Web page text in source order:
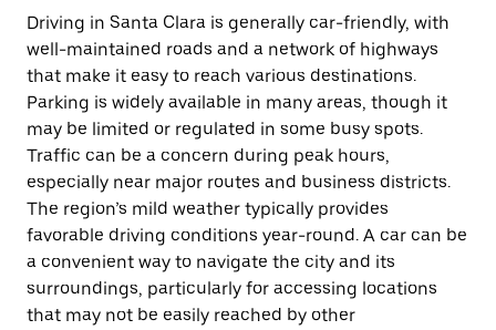
Driving in Santa Clara is generally car-friendly, with
well-maintained roads and a network of highways
that make it easy to reach various destinations.
Parking is widely available in many areas, though it
may be limited or regulated in some busy spots.
Traffic can be a concern during peak hours,
especially near major routes and business districts.
The region’s mild weather typically provides
favorable driving conditions year-round. A car can be
a convenient way to navigate the city and its
surroundings, particularly for accessing locations
that may not be easily reached by other